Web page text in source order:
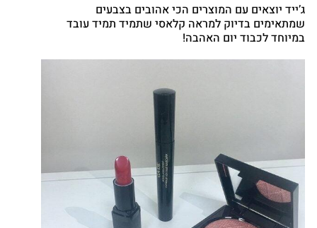
ג’ייד יוצאים עם המוצרים הכי אהובים בצבעים
שמתאימים בדיוק למראה קלאסי שתמיד תמיד עובד
במיוחד לכבוד יום האהבה!